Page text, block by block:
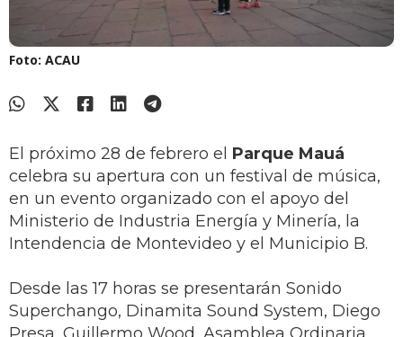
Foto: ACAU
El próximo 28 de febrero el Parque Mauá
celebra su apertura con un festival de música,
en un evento organizado con el apoyo del
Ministerio de Industria Energía y Minería, la
Intendencia de Montevideo y el Municipio B.
Desde las 17 horas se presentarán Sonido
Superchango, Dinamita Sound System, Diego